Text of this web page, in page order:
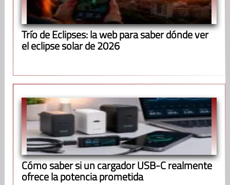
Trío de Eclipses: la web para saber dónde ver
el eclipse solar de 2026
Cómo saber si un cargador USB-C realmente
ofrece la potencia prometida